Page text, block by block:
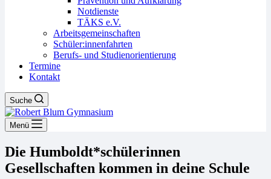
Notdienste
TÄKS e.V.
Arbeitsgemeinschaften
Schüler:innenfahrten
Berufs- und Studienorientierung
Termine
Kontakt
Suche
Menü
Die Humboldt*schülerinnen
Gesellschaften kommen in deine Schule